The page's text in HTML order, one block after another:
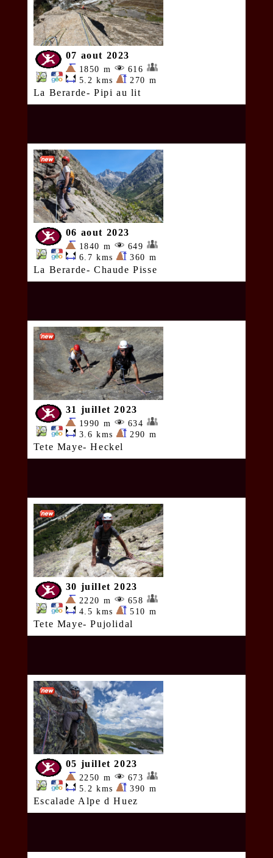
07 aout 2023
1850 m
616
5.2 kms
270 m
La Berarde- Pipi au lit
06 aout 2023
1840 m
649
6.7 kms
360 m
La Berarde- Chaude Pisse
31 juillet 2023
1990 m
634
3.6 kms
290 m
Tete Maye- Heckel
30 juillet 2023
2220 m
658
4.5 kms
510 m
Tete Maye- Pujolidal
05 juillet 2023
2250 m
673
5.2 kms
390 m
Escalade Alpe d Huez